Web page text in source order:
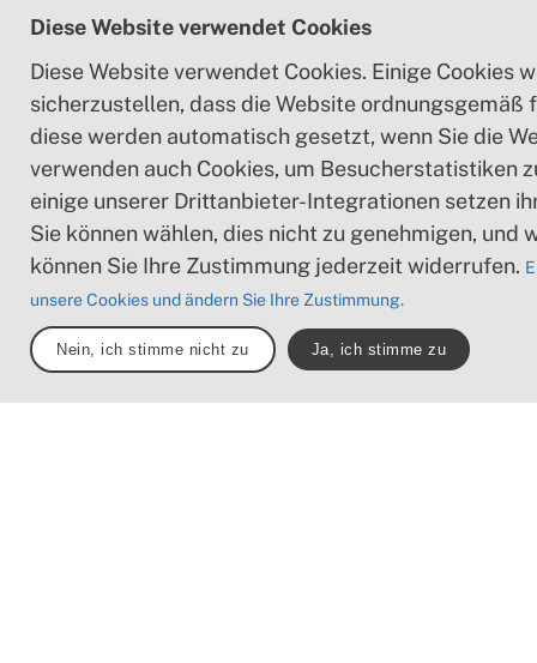
Diese Website verwendet Cookies
Diese Website verwendet Cookies. Einige Cookies
sicherzustellen, dass die Website ordnungsgemäß
diese werden automatisch gesetzt, wenn Sie die
verwenden auch Cookies, um Besucherstatistiken
einige unserer Drittanbieter-Integrationen setzen
Sie können wählen, dies nicht zu genehmigen, und
können Sie Ihre Zustimmung jederzeit widerrufen.
unsere Cookies und ändern Sie Ihre Zustimmung.
Nein, ich stimme nicht zu Ja, ich stimme zu